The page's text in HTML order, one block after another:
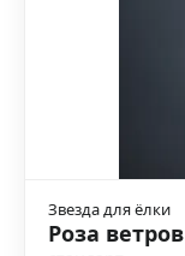
Звезда для ёлки
Роза ветров